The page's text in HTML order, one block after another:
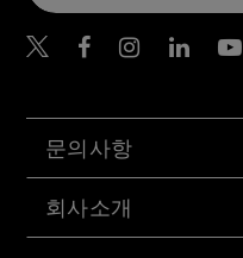
문의사항
회사소개
Belkin Twitter